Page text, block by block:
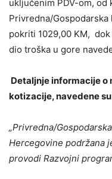
uključenim PDV-om, od
Privredna/Gospodarska
pokriti 1029,00 KM,
dio troška u gore
Detaljnje informacije o
kotizacije, navedene
„Privredna/
Hercegovine podržana
provodi Razvojni